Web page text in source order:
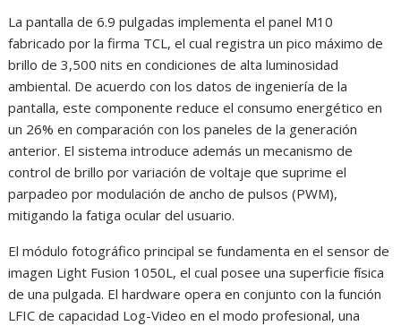
La pantalla de 6.9 pulgadas implementa el panel M10
fabricado por la firma TCL, el cual registra un pico máximo de
brillo de 3,500 nits en condiciones de alta luminosidad
ambiental. De acuerdo con los datos de ingeniería de la
pantalla, este componente reduce el consumo energético en
un 26% en comparación con los paneles de la generación
anterior. El sistema introduce además un mecanismo de
control de brillo por variación de voltaje que suprime el
parpadeo por modulación de ancho de pulsos (PWM),
mitigando la fatiga ocular del usuario.
El módulo fotográfico principal se fundamenta en el sensor de
imagen Light Fusion 1050L, el cual posee una superficie física
de una pulgada. El hardware opera en conjunto con la función
LFIC de capacidad Log-Video en el modo profesional, una